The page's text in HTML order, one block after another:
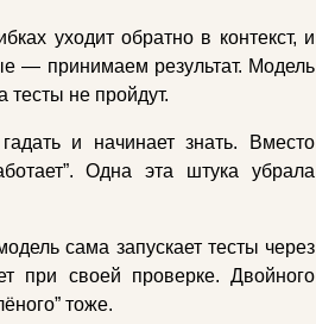
уходит обратно в контекст, и
— принимаем результат. Модель
тесты не пройдут.
и начинает знать. Вместо
Одна эта штука убрала
сама запускает тесты через
при своей проверке. Двойного
тоже.